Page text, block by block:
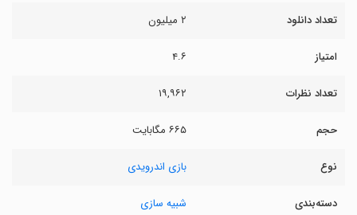
تعداد دانلود ۲ میلیون
امتیاز ۴.۶
تعداد نظرات ۱۹,۹۶۲
حجم ۶۶۵ مگابایت
نوع بازی اندرویدی
دسته‌بندی شبیه سازی